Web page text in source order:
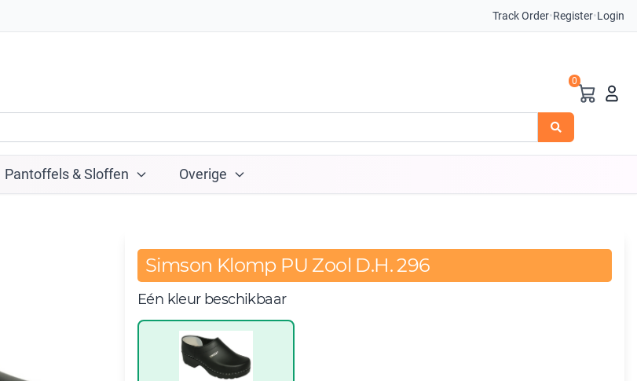
Track Order•Register•Login
0
Pantoffels & Sloffen Overige
Simson Klomp PU Zool D.H. 296
Eén kleur beschikbaar